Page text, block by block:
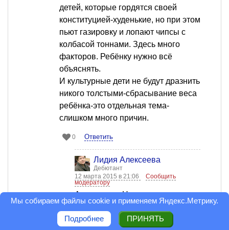
детей, которые гордятся своей
конституцией-худенькие, но при этом
пьют газировку и лопают чипсы с
колбасой тоннами. Здесь много
факторов. Ребёнку нужно всё
объяснять.
И культурные дети не будут дразнить
никого толстыми-сбрасывание веса
ребёнка-это отдельная тема-
слишком много причин.
0 Ответить
Лидия Алексеева
Дебютант
12 марта 2015 в 21:06
Сообщить
модератору
Александра Неженцева, я
поняла, что для Вас это больная
тема. Извините, если невольно
Мы собираем файлы cookie и применяем Яндекс.Метрику.
Подробнее ПРИНЯТЬ